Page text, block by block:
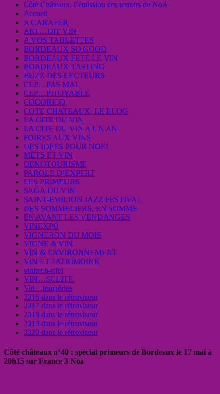
Côté Châteaux, l’émission des terroirs de NoA
Accueil
A CARAFER
ART…DIT VIN
A VOS TABLETTES
BORDEAUX SO GOOD
BORDEAUX FETE LE VIN
BORDEAUX TASTING
BUZZ DES LECTEURS
CEP…PAS MAL
CEP…PITOYABLE
COCORICO
COTE CHATEAUX, LE BLOG
LA CITE DU VIN
LA CITE DU VIN A UN AN
FOIRES AUX VINS
DES IDEES POUR NOEL
METS ET VIN
OENOTOURISME
PAROLE D’EXPERT
LES PRIMEURS
SAGA DU VIN
SAINT-EMILION JAZZ FESTIVAL
DES SOMMELIERS, EN SOMME
EN AVANT LES VENDANGES
VINEXPO
VIGNERON DU MOIS
VIGNE & VIN
VIN & ENVIRONNEMENT
VIN ET PATRIMOINE
vinitech-sifel
VIN…SOLITE
Vin…tempéries
2016 dans le rétroviseur
2017 dans le rétroviseur
2018 dans le rétroviseur
2019 dans le rétroviseur
2020 dans le rétroviseur
Côté châteaux n°40 : spécial primeurs de Bordeaux le 17 mai à
20h15 sur France 3 Noa